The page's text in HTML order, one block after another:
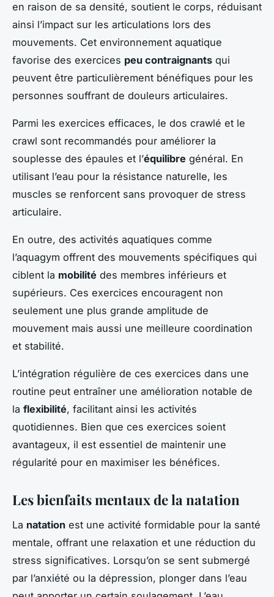
en raison de sa densité, soutient le corps, réduisant
ainsi l’impact sur les articulations lors des
mouvements. Cet environnement aquatique
favorise des exercices peu contraignants qui
peuvent être particulièrement bénéfiques pour les
personnes souffrant de douleurs articulaires.
Parmi les exercices efficaces, le dos crawlé et le
crawl sont recommandés pour améliorer la
souplesse des épaules et l’équilibre général. En
utilisant l’eau pour la résistance naturelle, les
muscles se renforcent sans provoquer de stress
articulaire.
En outre, des activités aquatiques comme
l’aquagym offrent des mouvements spécifiques qui
ciblent la mobilité des membres inférieurs et
supérieurs. Ces exercices encouragent non
seulement une plus grande amplitude de
mouvement mais aussi une meilleure coordination
et stabilité.
L’intégration régulière de ces exercices dans une
routine peut entraîner une amélioration notable de
la flexibilité, facilitant ainsi les activités
quotidiennes. Bien que ces exercices soient
avantageux, il est essentiel de maintenir une
régularité pour en maximiser les bénéfices.
Les bienfaits mentaux de la natation
La natation est une activité formidable pour la santé
mentale, offrant une relaxation et une réduction du
stress significatives. Lorsqu’on se sent submergé
par l’anxiété ou la dépression, plonger dans l’eau